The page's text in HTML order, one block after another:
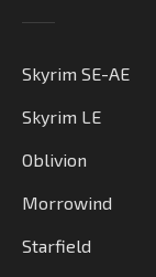
Skyrim SE-AE
Skyrim LE
Oblivion
Morrowind
Starfield